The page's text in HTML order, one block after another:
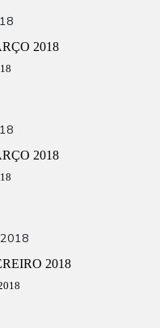
2018
2018
2018